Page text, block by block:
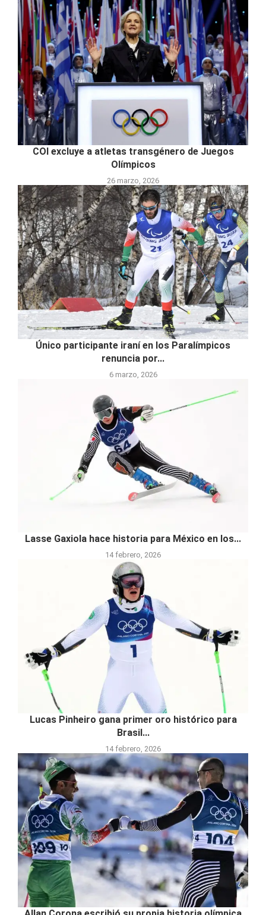
COI excluye a atletas transgénero de Juegos
Olímpicos
26 marzo, 2026
Único participante iraní en los Paralímpicos
renuncia por...
6 marzo, 2026
Lasse Gaxiola hace historia para México en los...
14 febrero, 2026
Lucas Pinheiro gana primer oro histórico para
Brasil...
14 febrero, 2026